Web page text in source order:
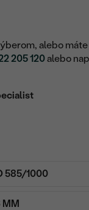
alebo
205 120alebo
585/1000
MM